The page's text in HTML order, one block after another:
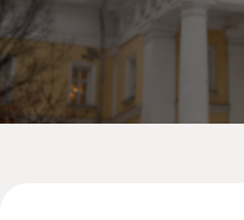
Царевич
Получить новый
← Вернуться ко входу